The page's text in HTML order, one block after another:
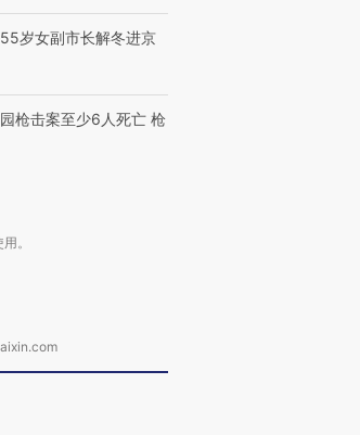
岁女副市长解冬进京
枪击案至少6人死亡 枪
。